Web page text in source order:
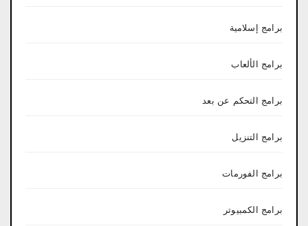
برامج إسلامية
برامج الألعاب
برامج التحكم عن بعد
برامج التنزيل
برامج الفورمات
برامج الكمبيوتر